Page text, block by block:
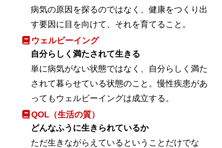
病気の原因を探るのではなく、健康をつくり出
す要因に目を向けて、それを育てること。
ウェルビーイング
自分らしく満たされて生きる
単に病気がない状態ではなく、自分らしく満た
されて暮らせている状態のこと。慢性疾患があ
ってもウェルビーイングは成立する。
QOL（生活の質）
どんなふうに生きられているか
ただ生きながらえているということだけでな